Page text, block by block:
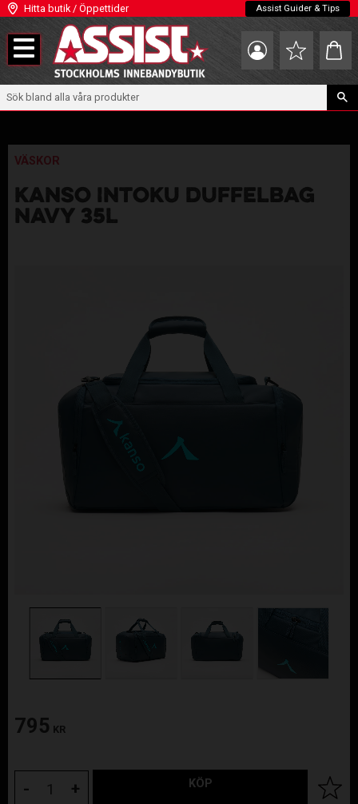
Meny
Hitta butik / Öppettider Assist Guider & Tips
Favoriter
VÄSKOR
KANSO INTOKU DUFFELBAG
NAVY 35L
795 KR
+
- KÖP Lägg